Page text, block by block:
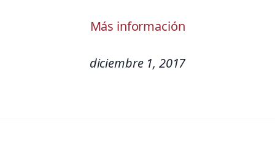
Más información
diciembre 1, 2017